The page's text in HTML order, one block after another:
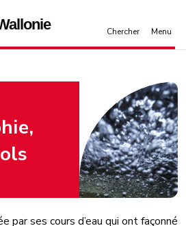
par ses cours d’eau qui ont façonné